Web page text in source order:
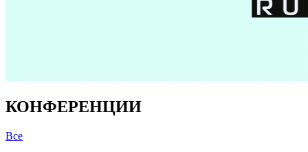
КОНФЕРЕНЦИИ
Все